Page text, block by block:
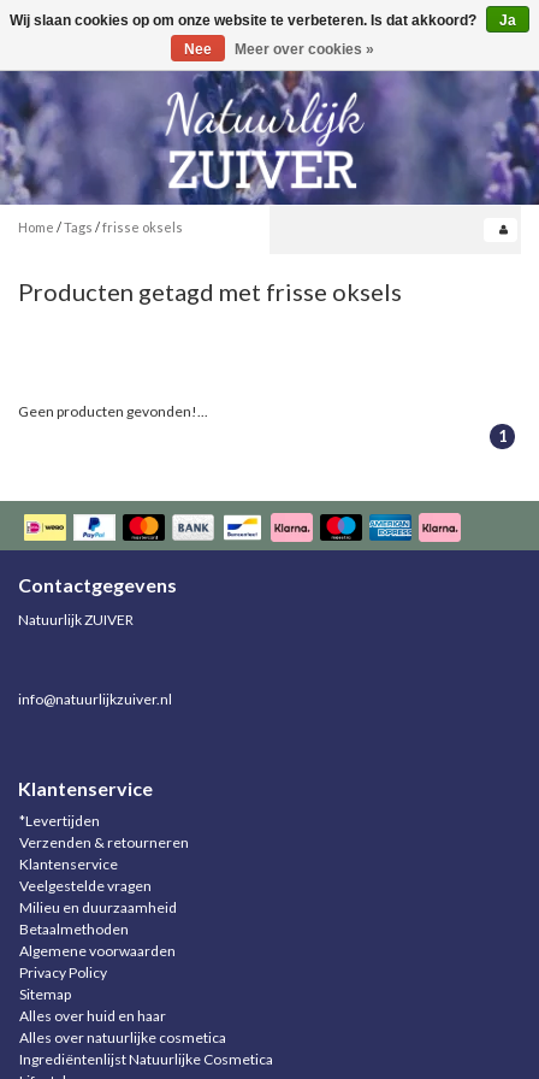
Toggle
0
Home /Tags /frisse oksels
Producten getagd met frisse oksels
Geen producten gevonden!...
1
Contactgegevens
Natuurlijk ZUIVER
info@natuurlijkzuiver.nl
Klantenservice
*Levertijden
Verzenden & retourneren
Klantenservice
Veelgestelde vragen
Milieu en duurzaamheid
Betaalmethoden
Algemene voorwaarden
Privacy Policy
Sitemap
Alles over huid en haar
Alles over natuurlijke cosmetica
Ingrediëntenlijst Natuurlijke Cosmetica
Wij slaan cookies op om onze website te verbeteren. Is dat akkoord?
Ja
Nee
Meer over cookies »